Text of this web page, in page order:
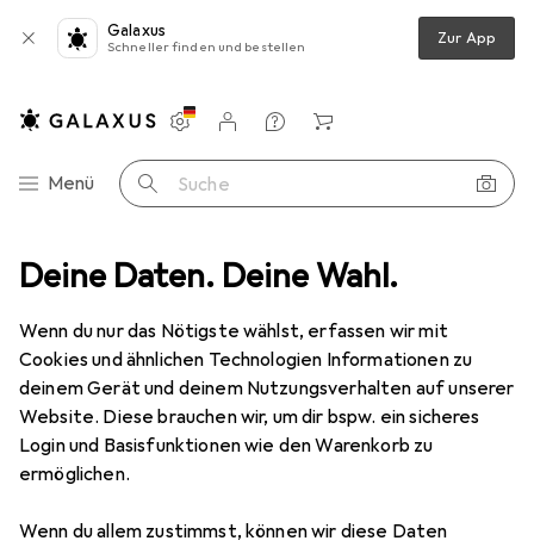
Deine Daten. Deine Wahl.
Wenn du nur das Nötigste wählst, erfassen wir mit
Cookies und ähnlichen Technologien Informationen zu
deinem Gerät und deinem Nutzungsverhalten auf unserer
Website. Diese brauchen wir, um dir bspw. ein sicheres
Login und Basisfunktionen wie den Warenkorb zu
ermöglichen.
Wenn du allem zustimmst, können wir diese Daten
Galaxus
Schneller finden und bestellen Zur App
Navigation nach Kategorien
Menü Suche
Einstellungen
Kundenkonto
Vergleichslisten
Merklisten
Warenkorb
+ Video Geräte Schutzfolie Dipos Displayschutz Anti-Shock
8 Bilder
DiposDisplayschutz Anti-Shock
EUR
12,89